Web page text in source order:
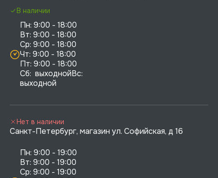
Пн: 9:00 - 18:00
Вт: 9:00 - 18:00
Ср: 9:00 - 18:00
Чт: 9:00 - 18:00
Пт: 9:00 - 18:00
Сб:  выходнойВс:
выходной
В наличии
Санкт-Петербург, магазин ул. Софийская, д 16
Пн: 9:00 - 19:00
Вт: 9:00 - 19:00
Ср: 9:00 - 19:00
Нет в наличии